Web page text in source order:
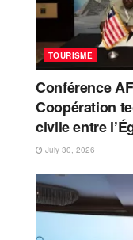
TOURISME
Conférence
Coopération
civile entre
July 30, 2026